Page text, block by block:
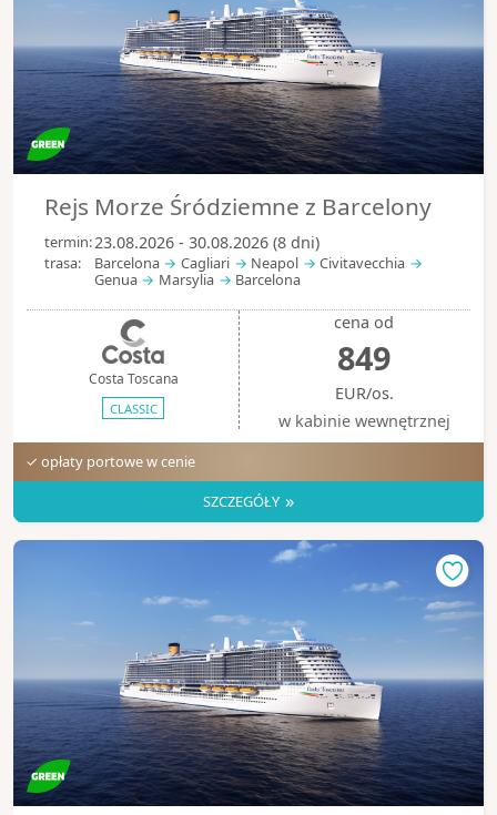
Rejs Morze Śródziemne z Barcelony
termin:23.08.2026 - 30.08.2026 (8 dni)
trasa: Barcelona Cagliari Neapol
Civitavecchia
Genua
Marsylia Barcelona
Costa Toscana
CLASSIC
cena od
849
EUR/os.
w kabinie wewnętrznej
✓ opłaty portowe w cenie
SZCZEGÓŁY »